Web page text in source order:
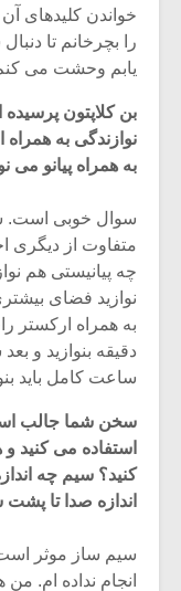
خواندن کلیدهای
یابم وحشت می
بن کلاپتون
نوازندگی به
به همراه پیانو می
سوال خوبی است.
متفاوت از دیگری
چه پیانیستی هم
نوازید فضای
ساعت کامل باید
سخن شما جالب
استفاده می کنید
کنید؟ سیم چه
اندازه صدا تا
سیم ساز موثر